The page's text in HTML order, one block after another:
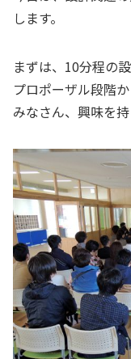
します。
まずは、10分程の
プロポーザル段階
みなさん、興味を